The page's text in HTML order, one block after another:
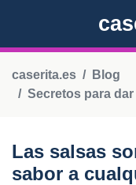
caserita.es
Blog
Secretos para
Las salsas
sabor a